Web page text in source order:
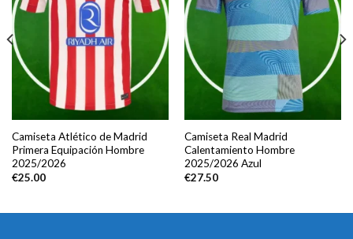
Camiseta Atlético de Madrid
Primera Equipación Hombre
2025/2026
€25.00
Camiseta Real Madrid
Calentamiento Hombre
2025/2026 Azul
€27.50